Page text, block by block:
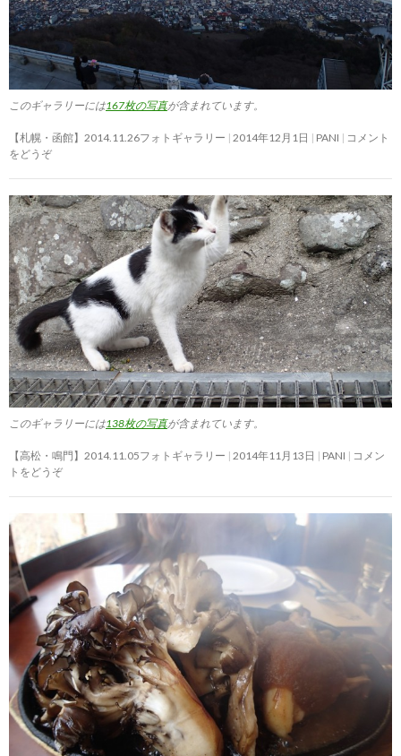
このギャラリーには167枚の写真が含まれています。
【札幌・函館】2014.11.26フォトギャラリー 2014年12月1日 PANI
コメント
をどうぞ
このギャラリーには138枚の写真が含まれています。
【高松・鳴門】2014.11.05フォトギャラリー 2014年11月13日 PANI
コメン
トをどうぞ